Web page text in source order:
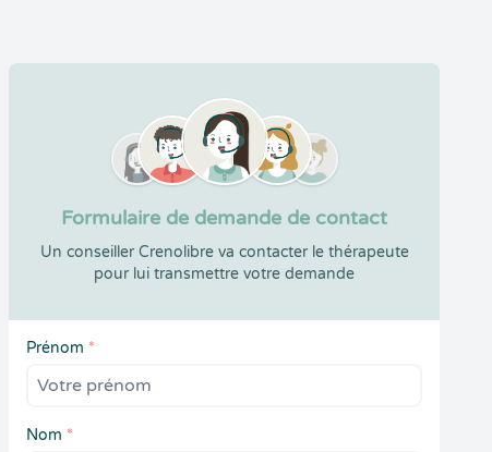
Formulaire de demande de contact
Un conseiller Crenolibre va contacter le thérapeute
pour lui transmettre votre demande
Prénom *
Nom *